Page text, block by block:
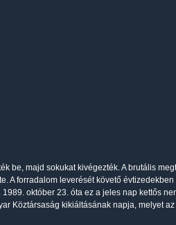
be, majd sokukat kivégezték. A brutális
A forradalom leverését követő
október 23. óta ez a jeles nap kettős
Köztársaság kikiáltásának napja, melyet